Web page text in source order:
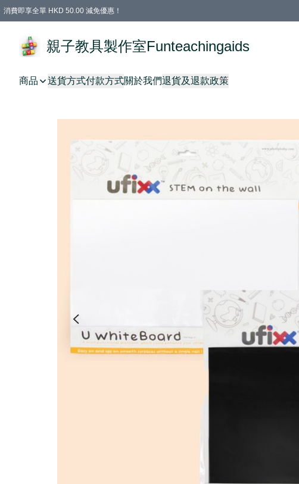
消費即享全單 HKD 50.00 減免優惠！
親子教具製作室Funteachingaids
商品 送貨方式付款方式關於我們退貨及退款政策